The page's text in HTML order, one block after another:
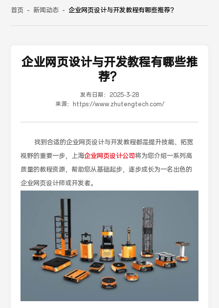
首页 - 新闻动态 - 企业网页设计与开发教程有哪些推荐？
企业网页设计与开发教程有哪些推
荐？
发布日期： 2025-3-28
来源：
https://www.zhutengtech.com/
找到合适的企业网页设计与开发教程都是提升技能、拓宽
视野的重要一步，上海企业网页设计公司将为您介绍一系列高
质量的教程资源，帮助您从基础起步，逐步成长为一名出色的
企业网页设计师或开发者。